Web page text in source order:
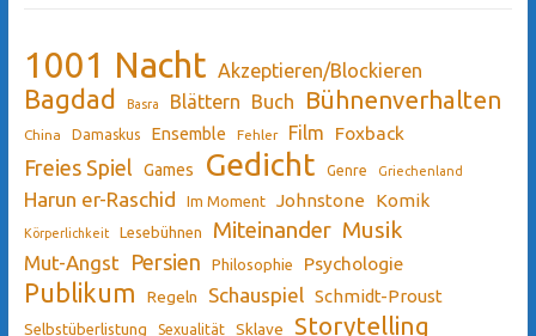
1001 Nacht Akzeptieren/Blockieren
Bagdad Basra Blättern Buch Bühnenverhalten
China Damaskus Ensemble Fehler Film Foxback
Freies Spiel Games Gedicht Genre Griechenland
Harun er-Raschid Im Moment Johnstone Komik
Körperlichkeit Lesebühnen Miteinander Musik
Mut-Angst Persien Philosophie Psychologie
Publikum Regeln Schauspiel Schmidt-Proust
Selbstüberlistung Sexualität Sklave Storytelling